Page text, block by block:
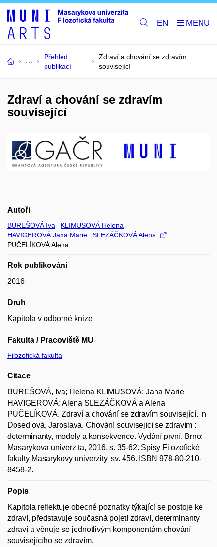
EN
Přehled
publikací
Zdraví a chování se zdravím
související
Zdraví a chování se zdravím
související
Autoři
BUREŠOVÁ Iva
KLIMUSOVÁ Helena
HAVIGEROVÁ Jana Marie
SLEZÁČKOVÁ Alena
PUČELÍKOVÁ Alena
Rok publikování
2016
Druh
Kapitola v odborné knize
Fakulta / Pracoviště MU
Filozofická fakulta
Citace
BUREŠOVÁ, Iva; Helena KLIMUSOVÁ; Jana Marie
HAVIGEROVÁ; Alena SLEZÁČKOVÁ a Alena
PUČELÍKOVÁ. Zdraví a chování se zdravím související. In
Dosedlová, Jaroslava. Chování související se zdravím :
determinanty, modely a konsekvence. Vydání první. Brno:
Masarykova univerzita, 2016, s. 35-62. Spisy Filozofické
fakulty Masarykovy univerzity, sv. 456. ISBN 978-80-210-
8458-2.
Popis
Kapitola reflektuje obecné poznatky týkající se postoje ke
zdraví, představuje současná pojetí zdraví, determinanty
zdraví a věnuje se jednotlivým komponentám chování
souvisejícího se zdravím.